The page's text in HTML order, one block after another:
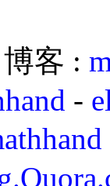
客 :
-